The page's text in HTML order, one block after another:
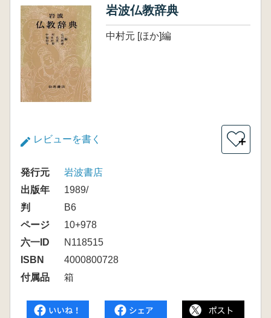
岩波仏教辞典
中村元 [ほか]編
レビューを書く ＋
発行元
岩波書店
出版年
1989/
判
B6
ページ
10+978
六一ID
N118515
ISBN
4000800728
付属品
箱